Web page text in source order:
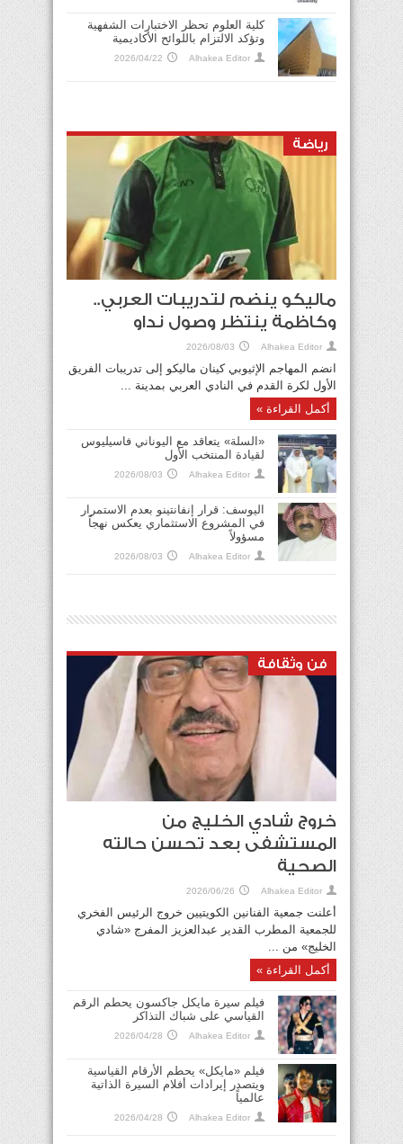
«أكسيوس»: قرار ترامب وقف الضربات على
إيران جاء بعد وصول وفد عماني إلى طهران
لإجراء محادثات بشأن مضيق هرمز
2026/07/25
الرئيس الفرنسي: حشد جميع الإمكانات المدنية
والعسكرية لمواجهة حرائق الغابات المستعرة
2026/07/25
والأردن
رئيس الوزراء وزير الخارجية القطري ووزير
الخارجية السعودي يدينان هجمات إيران الآثمة
على الكويت والبحرين والأردن
البحرين تُدين تكرار الاعتداءات الإيرانية الغاشمة
على المملكة والكويت والأردن
2026/07/10
كلية العلوم تحظر الاختبارات الشفهية
وتؤكد الالتزام باللوائح الأكاديمية
Alhakea Editor
2026/04/22
رياضة
ماليكو ينضم لتدريبات العربي..
وكاظمة ينتظر وصول نداو
Alhakea Editor
2026/08/03
انضم المهاجم الإثيوبي كينان ماليكو إلى تدريبات الفريق
الأول لكرة القدم في النادي العربي بمدينة ...
أكمل القراءة »
«السلة» يتعاقد مع اليوناني فاسيليوس
لقيادة المنتخب الأول
Alhakea Editor
2026/08/03
اليوسف: قرار إنفانتينو بعدم الاستمرار
في المشروع الاستثماري يعكس نهجاً
مسؤولاً
Alhakea Editor
2026/08/03
فن وثقافة
خروج شادي الخليج من
المستشفى بعد تحسن حالته
الصحية
Alhakea Editor
2026/06/26
أعلنت جمعية الفنانين الكويتيين خروج الرئيس الفخري
للجمعية المطرب القدير عبدالعزيز المفرج «شادي
الخليج» من ...
أكمل القراءة »
فيلم سيرة مايكل جاكسون يحطم الرقم
القياسي على شباك التذاكر
Alhakea Editor
2026/04/28
فيلم «مايكل» يحطم الأرقام القياسية
ويتصدر إيرادات أفلام السيرة الذاتية
عالمياً
Alhakea Editor
2026/04/28